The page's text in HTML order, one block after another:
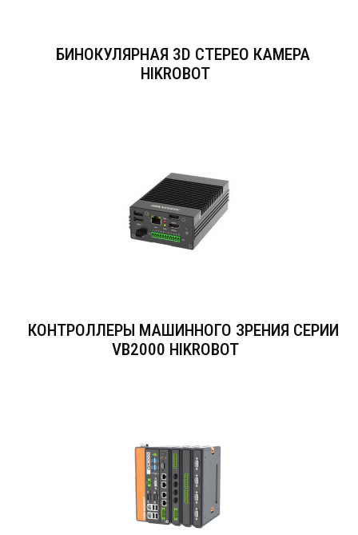
БИНОКУЛЯРНАЯ 3D СТЕРЕО КАМЕРА
HIKROBOT
КОНТРОЛЛЕРЫ МАШИННОГО ЗРЕНИЯ СЕРИИ
VB2000 HIKROBOT